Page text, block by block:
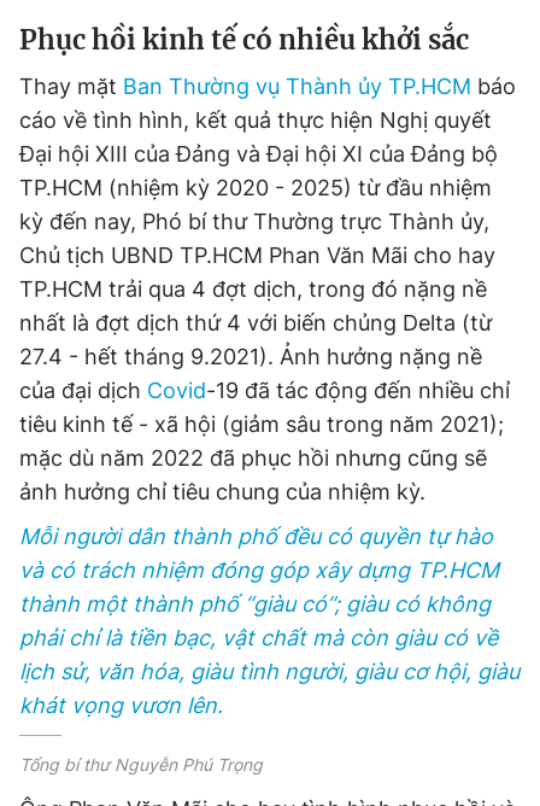
Phục hồi kinh tế có nhiều khởi sắc
Thay mặt Ban Thường vụ Thành ủy TP.HCM báo
cáo về tình hình, kết quả thực hiện Nghị quyết
Đại hội XIII của Đảng và Đại hội XI của Đảng bộ
TP.HCM (nhiệm kỳ 2020 - 2025) từ đầu nhiệm
kỳ đến nay, Phó bí thư Thường trực Thành ủy,
Chủ tịch UBND TP.HCM Phan Văn Mãi cho hay
TP.HCM trải qua 4 đợt dịch, trong đó nặng nề
nhất là đợt dịch thứ 4 với biến chủng Delta (từ
27.4 - hết tháng 9.2021). Ảnh hưởng nặng nề
của đại dịch Covid-19 đã tác động đến nhiều chỉ
tiêu kinh tế - xã hội (giảm sâu trong năm 2021);
mặc dù năm 2022 đã phục hồi nhưng cũng sẽ
ảnh hưởng chỉ tiêu chung của nhiệm kỳ.
Mỗi người dân thành phố đều có quyền tự hào
và có trách nhiệm đóng góp xây dựng TP.HCM
thành một thành phố “giàu có”; giàu có không
phải chỉ là tiền bạc, vật chất mà còn giàu có về
lịch sử, văn hóa, giàu tình người, giàu cơ hội, giàu
khát vọng vươn lên.
Tổng bí thư Nguyễn Phú Trọng